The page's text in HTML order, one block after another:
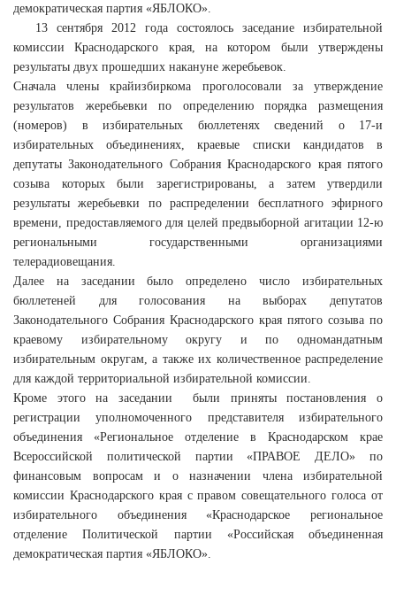
демократическая партия «ЯБЛОКО».
13 сентября 2012 года состоялось заседание избирательной
комиссии Краснодарского края, на котором были утверждены
результаты двух прошедших накануне жеребьевок.
Сначала члены крайизбиркома проголосовали за утверждение
результатов жеребьевки по определению порядка размещения
(номеров) в избирательных бюллетенях сведений о 17-и
избирательных объединениях, краевые списки кандидатов в
депутаты Законодательного Собрания Краснодарского края пятого
созыва которых были зарегистрированы, а затем утвердили
результаты жеребьевки по распределении бесплатного эфирного
времени, предоставляемого для целей предвыборной агитации 12-ю
региональными государственными организациями
телерадиовещания.
Далее на заседании было определено число избирательных
бюллетеней для голосования на выборах депутатов
Законодательного Собрания Краснодарского края пятого созыва по
краевому избирательному округу и по одномандатным
избирательным округам, а также их количественное распределение
для каждой территориальной избирательной комиссии.
Кроме этого на заседании были приняты постановления о
регистрации уполномоченного представителя избирательного
объединения «Региональное отделение в Краснодарском крае
Всероссийской политической партии «ПРАВОЕ ДЕЛО» по
финансовым вопросам и о назначении члена избирательной
комиссии Краснодарского края с правом совещательного голоса от
избирательного объединения «Краснодарское региональное
отделение Политической партии «Российская объединенная
демократическая партия «ЯБЛОКО».